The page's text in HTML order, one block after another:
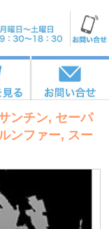
ンチン, セーパ
ンファー, スー